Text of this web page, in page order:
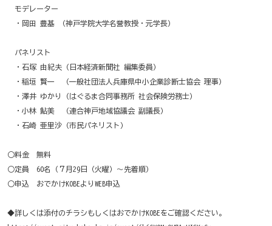
モデレーター
・岡田 豊基 （神戸学院大学名誉教授・元学長）
パネリスト
・石塚 由紀夫（日本経済新聞社 編集委員）
・稲垣 賢一 （一般社団法人兵庫県中小企業診断士協会 理事）
・澤井 ゆかり（はぐるま合同事務所 社会保険労務士）
・小林 鮎美 （連合神戸地域協議会 副議長）
・石崎 亜里沙（市民パネリスト）
○料金 無料
○定員 60名（７月29日（火曜）～先着順）
○申込 おでかけKOBEよりWEB申込
◆詳しくは添付のチラシもしくはおでかけKOBEをご確認ください。